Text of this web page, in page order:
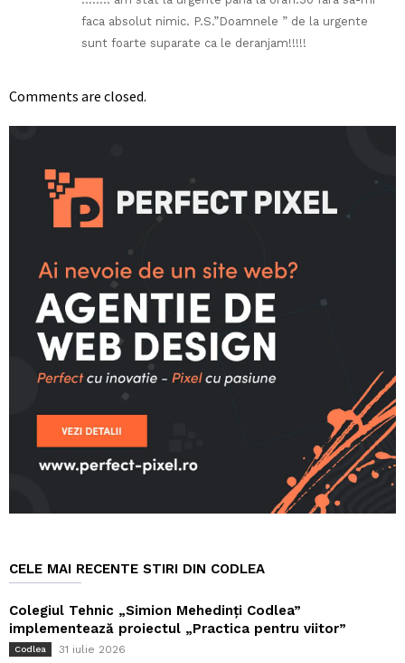
faca absolut nimic. P.S.”Doamnele ” de la urgente
sunt foarte suparate ca le deranjam!!!!!
Comments are closed.
CELE MAI RECENTE STIRI DIN CODLEA
Colegiul Tehnic „Simion Mehedinți Codlea”
implementează proiectul „Practica pentru viitor”
Codlea 31 iulie 2026